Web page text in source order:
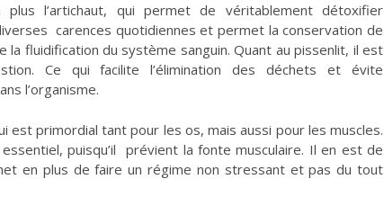
l’artichaut, qui permet de véritablement détoxifier
carences quotidiennes et permet la conservation de
la fluidification du système sanguin. Quant au pissenlit, il est
Ce qui facilite l’élimination des déchets et évite
l’organisme.
est primordial tant pour les os, mais aussi pour les muscles.
essentiel, puisqu’il prévient la fonte musculaire. Il en est de
en plus de faire un régime non stressant et pas du tout